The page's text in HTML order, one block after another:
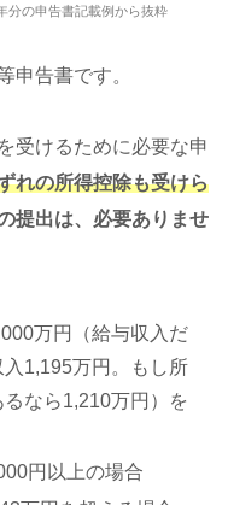
分の申告書記載例から抜粋
告書です。
を受けるために必要な申
れの所得控除も受けら
提出は、必要ありませ
万円（給与収入だ
1,195万円。もし所
なら1,210万円）を
円以上の場合